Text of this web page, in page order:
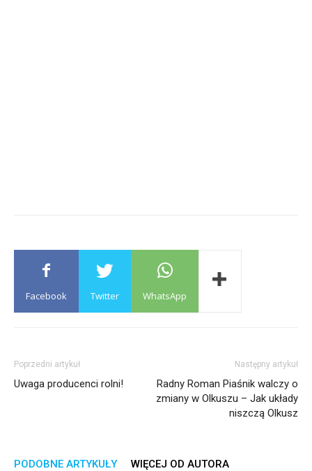
Facebook Twitter WhatsApp
Poprzedni artykuł
Uwaga producenci rolni!
Następny artykuł
Radny Roman Piaśnik walczy o
zmiany w Olkuszu – Jak układy
niszczą Olkusz
PODOBNE ARTYKUŁY WIĘCEJ OD AUTORA